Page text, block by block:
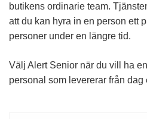
butikens ordinarie team.
att du kan hyra in en person ett
personer under en längre tid.
Välj Alert Senior när du vill ha
personal som levererar från dag